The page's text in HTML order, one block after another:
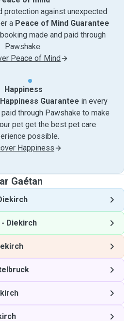
protection against unexpected
a Peace of Mind Guarantee
made and paid through
Pawshake.
Peace of Mind
Happiness
Happiness Guarantee in every
through Pawshake to make
pet get the best pet care
possible.
Happiness
Gaétan
- Diekirch